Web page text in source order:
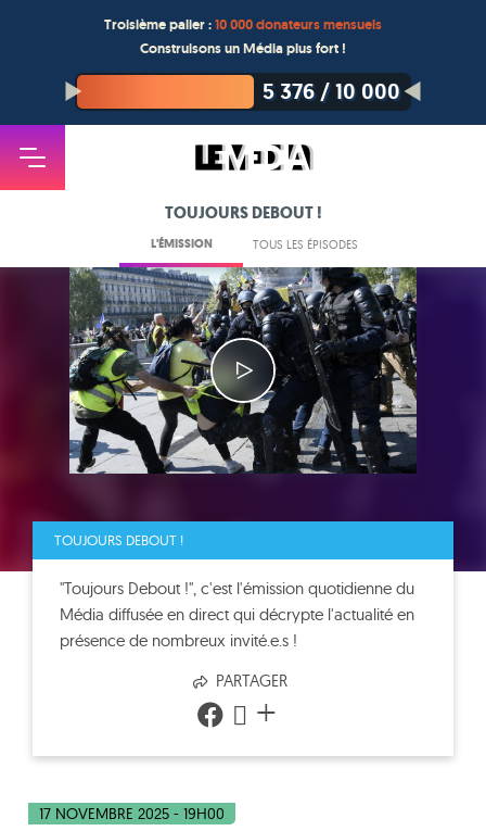
Troisième palier :10 000 donateurs mensuels
Construisons un Média plus fort !
5 376/10 000
TOUJOURS DEBOUT !
L'ÉMISSION TOUS LES ÉPISODES
TOUJOURS DEBOUT !
"Toujours Debout !", c'est l'émission quotidienne du
Média diffusée en direct qui décrypte l'actualité en
présence de nombreux invité.e.s !
PARTAGER
+
17 NOVEMBRE 2025 - 19H00